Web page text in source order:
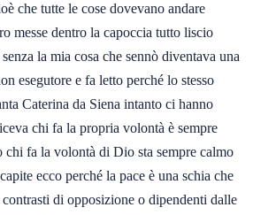
che tutte le cose dovevano andare
messe dentro la capoccia tutto liscio
la mia cosa che sennò diventava una
esegutore e fa letto perché lo stesso
Caterina da Siena intanto ci hanno
chi fa la propria volontà è sempre
chi fa la volontà di Dio sta sempre calmo
ecco perché la pace è una schia che
di opposizione o dipendenti dalle